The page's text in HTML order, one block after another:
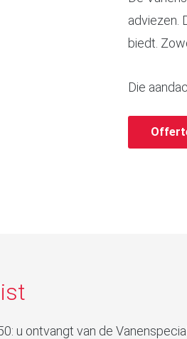
adviezen.
biedt.
Die
u ontvangt van de